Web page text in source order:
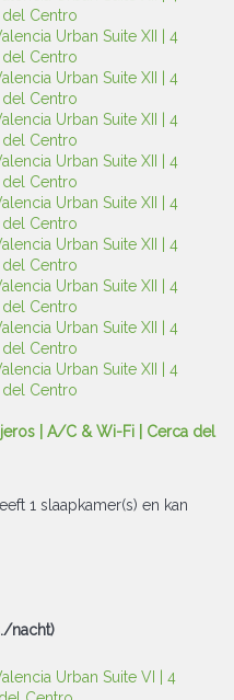
| A/C & Wi-Fi | Cerca del
1 slaapkamer(s) en kan
nacht)